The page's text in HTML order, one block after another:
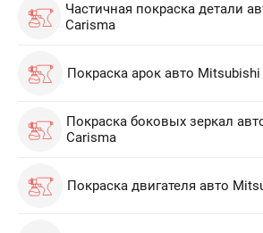
Частичная покраска детали
Carisma
Покраска арок авто
Покраска боковых зеркал
Carisma
Покраска двигателя авто